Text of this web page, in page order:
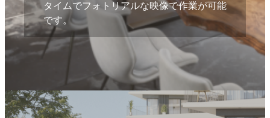
タイムでフォトリアルな映像で作業が可能
です。